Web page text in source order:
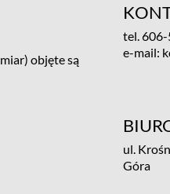
objęte są
tel.
e-mail:
ul.
Góra